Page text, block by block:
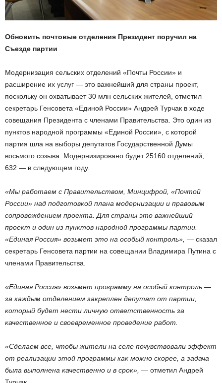
Обновить почтовые отделения Президент поручил на
Съезде партии
Модернизация сельских отделений «Почты России» и
расширение их услуг — это важнейший для страны проект,
поскольку он охватывает 30 млн сельских жителей, отметил
секретарь Генсовета «Единой России» Андрей Турчак в ходе
совещания Президента с членами Правительства. Это один из
пунктов народной программы «Единой России», с которой
партия шла на выборы депутатов Государственной Думы
восьмого созыва. Модернизировано будет 25160 отделений,
632 — в следующем году.
«Мы работаем с Правительством, Минцифрой, «Почтой
России» над подготовкой плана модернизации и правовым
сопровождением проекта. Для страны это важнейший
проект и один из пунктов народной программы партии.
«Единая Россия» возьмет это на особый контроль», — сказал
секретарь Генсовета партии на совещании Владимира Путина с
членами Правительства.
«Единая Россия» возьмет программу на особый контроль —
за каждым отделением закреплен депутат от партии,
который будет нести личную ответственность за
качественное и своевременное проведение работ.
«Сделаем все, чтобы жители на селе почувствовали эффект
от реализации этой программы как можно скорее, а задача
была выполнена качественно и в срок», — отметил Андрей